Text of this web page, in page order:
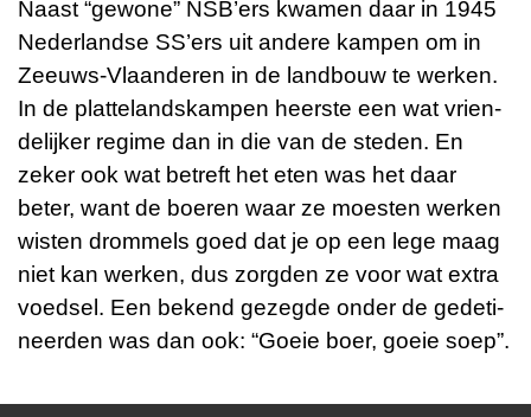
Naast “ge­wo­ne” NSB’ers kwa­men daar in 1945
Ne­der­land­se SS’ers uit an­de­re kam­pen om in
Zeeuws-Vlaan­de­ren in de land­bouw te wer­ken.
In de plat­te­lands­kam­pen heerste een wat vrien­
de­lij­ker re­gime dan in die van de ste­den. En
zeker ook wat be­treft het eten was het daar
beter, want de boe­ren waar ze moesten wer­ken
wis­ten drom­mels goed dat je op een lege maag
niet kan wer­ken, dus zorg­den ze voor wat extra
voed­sel. Een be­kend ge­zeg­de onder de ge­de­ti­
neer­den was dan ook: “Goeie boer, goeie soep”.